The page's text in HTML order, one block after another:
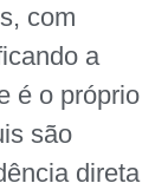
com
a
é o próprio
são
direta